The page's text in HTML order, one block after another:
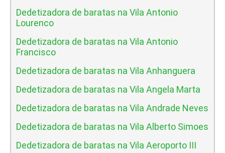
Dedetizadora de baratas na Vila Antonio
Lourenco
Dedetizadora de baratas na Vila Antonio
Francisco
Dedetizadora de baratas na Vila Anhanguera
Dedetizadora de baratas na Vila Angela Marta
Dedetizadora de baratas na Vila Andrade Neves
Dedetizadora de baratas na Vila Alberto Simoes
Dedetizadora de baratas na Vila Aeroporto III